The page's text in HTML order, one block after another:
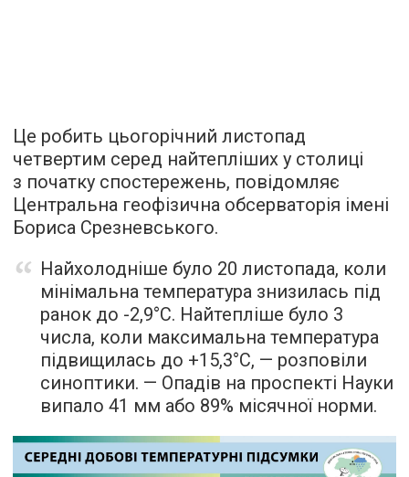
Це робить цьогорічний листопад
четвертим серед найтепліших у столиці
з початку спостережень, повідомляє
Центральна геофізична обсерваторія імені
Бориса Срезневського.
Найхолодніше було 20 листопада, коли
мінімальна температура знизилась під
ранок до -2,9°С. Найтепліше було 3
числа, коли максимальна температура
підвищилась до +15,3°С, — розповіли
синоптики. — Опадів на проспекті Науки
випало 41 мм або 89% місячної норми.